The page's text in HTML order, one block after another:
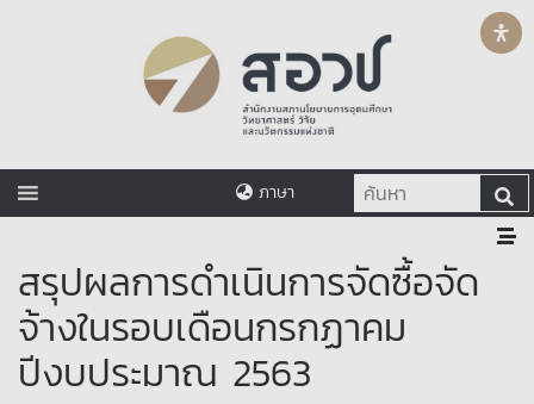
ภาษา
สรุปผลการดำเนินการจัดซื้อจัด
จ้างในรอบเดือนกรกฏาคม
ปีงบประมาณ 2563